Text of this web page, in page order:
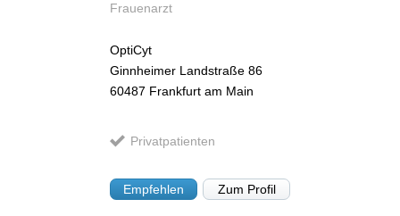
Frauenarzt
OptiCyt
Ginnheimer Landstraße 86
60487 Frankfurt am Main
Privatpatienten
Empfehlen Zum Profil